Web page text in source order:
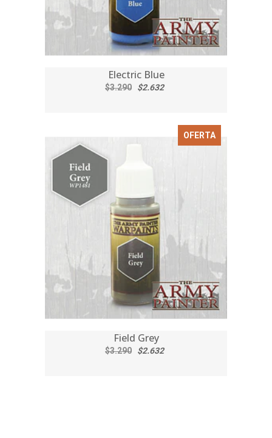
Electric Blue
$3.290 $2.632
OFERTA
Field Grey
$3.290 $2.632